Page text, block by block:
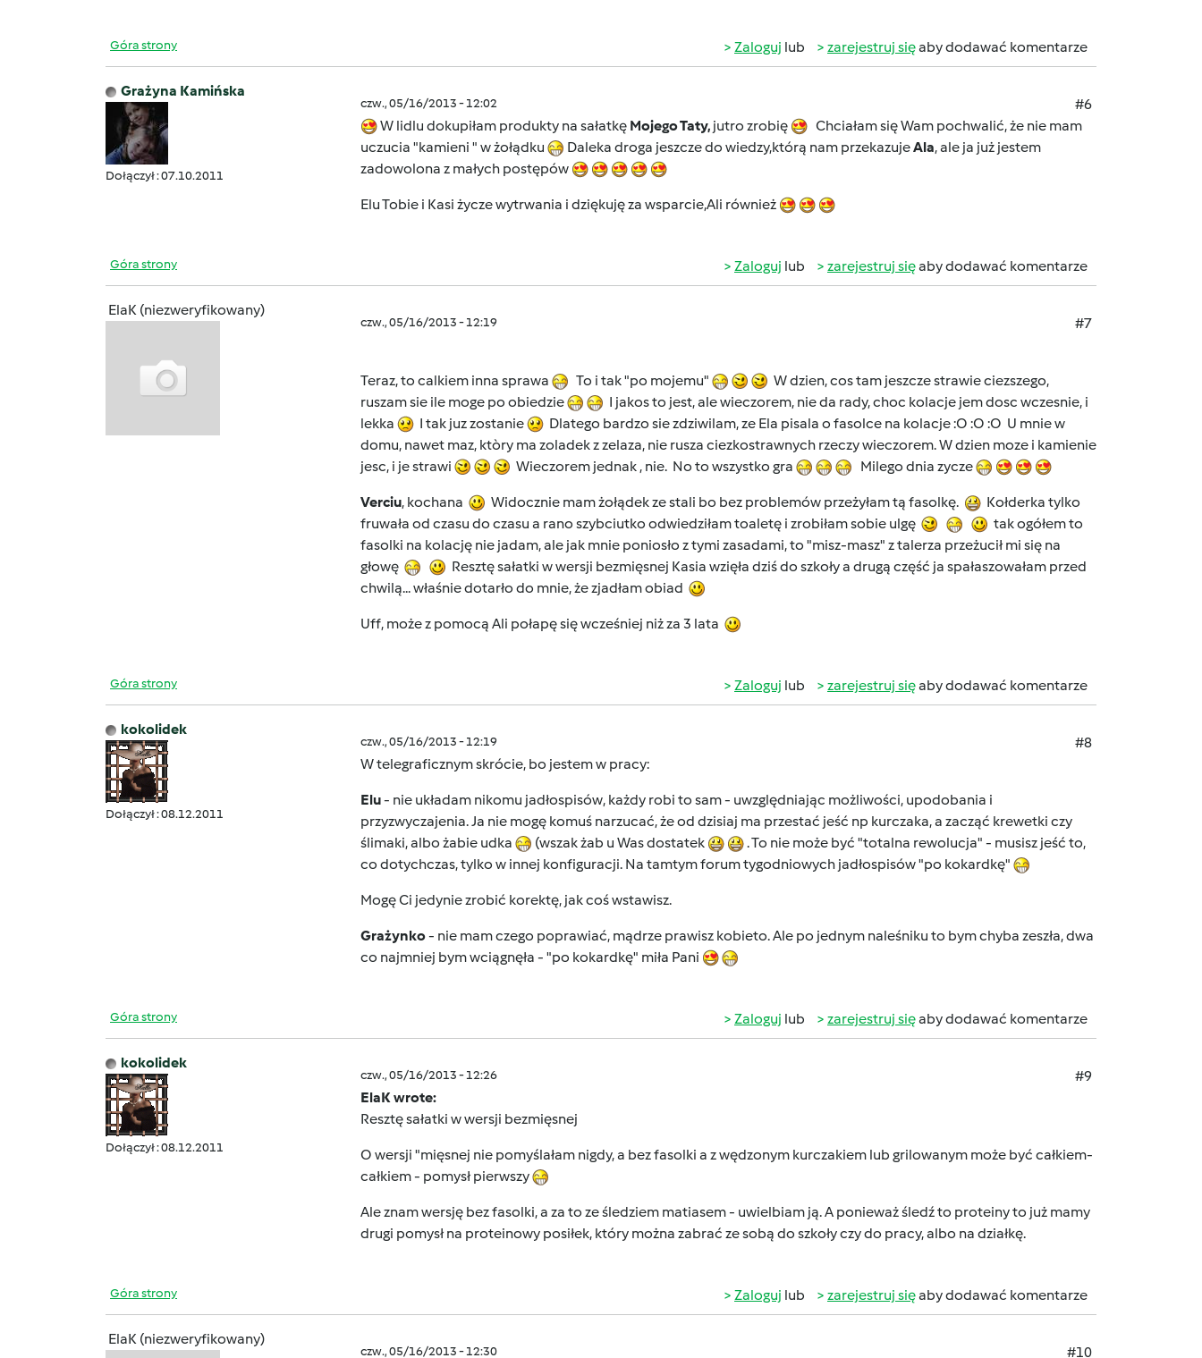
Góra strony Zaloguj lub zarejestruj sięaby dodawać komentarze
Grażyna Kamińska
Dołączył : 07.10.2011
czw., 05/16/2013 - 12:02
#6
W lidlu dokupiłam produkty na sałatkę Mojego Taty, jutro zrobię
Chciałam się Wam pochwalić, że nie mam
uczucia "kamieni " w żołądku
Daleka droga jeszcze do wiedzy,którą nam przekazujeAla, ale ja już jestem
zadowolona z małych postępów
Elu Tobie i Kasi życze wytrwania i dziękuję za wsparcie,Ali również
Góra strony Zaloguj lub zarejestruj sięaby dodawać komentarze
ElaK (niezweryfikowany)
czw., 05/16/2013 - 12:19 #7
Teraz, to calkiem inna sprawa To i tak "po mojemu"
W dzien, cos tam jeszcze strawie ciezszego,
ruszam sie ile moge po obiedzie
I jakos to jest, ale wieczorem, nie da rady, choc kolacje jem dosc wczesnie, i
lekka
I tak juz zostanie
Dlatego bardzo sie zdziwilam, ze Ela pisala o fasolce na kolacje :O :O :O U mnie w
domu, nawet maz, ktòry ma zoladek z zelaza, nie rusza ciezkostrawnych rzeczy wieczorem. W dzien moze i kamienie
jesc, i je strawi
Wieczorem jednak , nie. No to wszystko gra Milego dnia zycze
Verciu, kochana Widocznie mam żołądek ze stali bo bez problemów przeżyłam tą fasolkę.
Kołderka tylko
fruwała od czasu do czasu a rano szybciutko odwiedziłam toaletę i zrobiłam sobie ulgę
tak ogółem to
fasolki na kolację nie jadam, ale jak mnie poniosło z tymi zasadami, to "misz-masz" z talerza przeżucił mi się na
głowę
Resztę sałatki w wersji bezmięsnej Kasia wzięła dziś do szkoły a drugą część ja spałaszowałam przed
chwilą... właśnie dotarło do mnie, że zjadłam obiad
Uff, może z pomocą Ali połapę się wcześniej niż za 3 lata
Góra strony Zaloguj lub zarejestruj sięaby dodawać komentarze
kokolidek
Dołączył : 08.12.2011
czw., 05/16/2013 - 12:19
#8
W telegraficznym skrócie, bo jestem w pracy:
Elu- nie układam nikomu jadłospisów, każdy robi to sam - uwzględniając możliwości, upodobania i
przyzwyczajenia. Ja nie mogę komuś narzucać, że od dzisiaj ma przestać jeść np kurczaka, a zacząć krewetki czy
ślimaki, albo żabie udka
(wszak żab u Was dostatek
. To nie może być "totalna rewolucja" - musisz jeść to,
co dotychczas, tylko w innej konfiguracji. Na tamtym forum tygodniowych jadłospisów "po kokardkę"
Mogę Ci jedynie zrobić korektę, jak coś wstawisz.
Grażynko- nie mam czego poprawiać, mądrze prawisz kobieto. Ale po jednym naleśniku to bym chyba zeszła, dwa
co najmniej bym wciągnęła - "po kokardkę" miła Pani
Góra strony Zaloguj lub zarejestruj sięaby dodawać komentarze
kokolidek
Dołączył : 08.12.2011
czw., 05/16/2013 - 12:26
#9
ElaK wrote:
Resztę sałatki w wersji bezmięsnej
O wersji "mięsnej nie pomyślałam nigdy, a bez fasolki a z wędzonym kurczakiem lub grilowanym może być całkiem-
całkiem - pomysł pierwszy
Ale znam wersję bez fasolki, a za to ze śledziem matiasem - uwielbiam ją. A ponieważ śledź to proteiny to już mamy
drugi pomysł na proteinowy posiłek, który można zabrać ze sobą do szkoły czy do pracy, albo na działkę.
Góra strony Zaloguj lub zarejestruj sięaby dodawać komentarze
ElaK (niezweryfikowany)
czw., 05/16/2013 - 12:30 #10